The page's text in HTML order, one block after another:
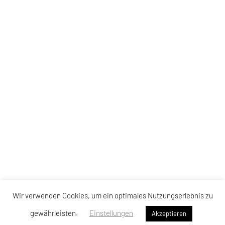
Wir verwenden Cookies, um ein optimales Nutzungserlebnis zu
gewährleisten.
Einstellungen Akzeptieren